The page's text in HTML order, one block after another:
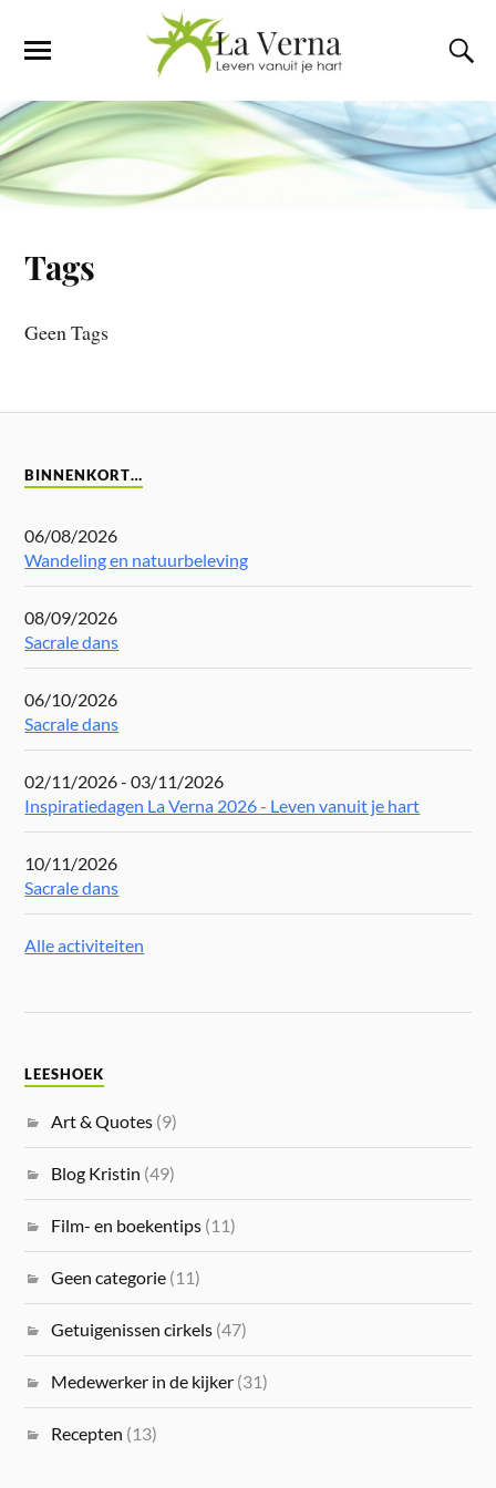
Tags
Geen Tags
BINNENKORT…
06/08/2026
Wandeling en natuurbeleving
08/09/2026
Sacrale dans
06/10/2026
Sacrale dans
02/11/2026 - 03/11/2026
Inspiratiedagen La Verna 2026 - Leven vanuit je hart
10/11/2026
Sacrale dans
Alle activiteiten
LEESHOEK
Art & Quotes (9)
Blog Kristin (49)
Film- en boekentips (11)
Geen categorie (11)
Getuigenissen cirkels (47)
Medewerker in de kijker (31)
Recepten (13)